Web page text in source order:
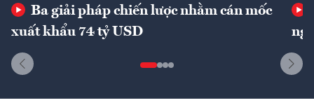
Ba giải pháp chiến lược nhằm cán mốc
xuất khẩu 74 tỷ USD